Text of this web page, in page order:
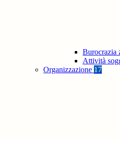
Burocrazia
Attività
Organizzazione 17